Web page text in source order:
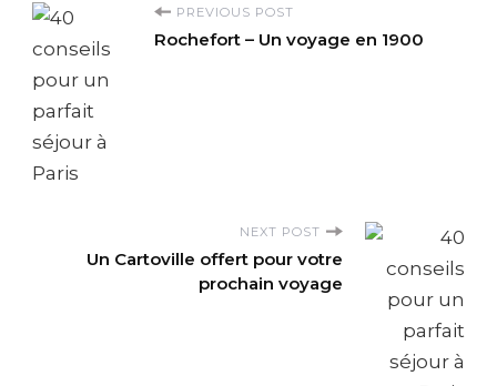
P
o
s
t
PREVIOUS POST
Rochefort – Un voyage en 1900
NEXT POST
Un Cartoville offert pour votre
prochain voyage